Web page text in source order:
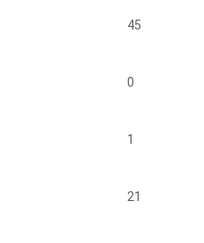
45
0
1
21